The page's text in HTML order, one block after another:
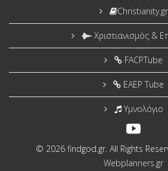
Christianity.gr
Χριστιανισμός &
FACPTube
EAEP Tube
Υμνολόγιο
© 2026 findgod.gr. All Rights
Webplanners.gr